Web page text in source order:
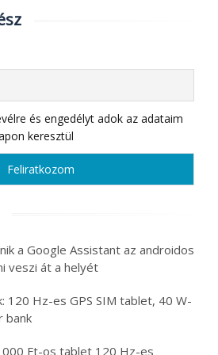
és engedélyt adok az adataim
keresztül
a Google Assistant az androidos
veszi át a helyét
120 Hz-es GPS SIM tablet, 40 W-
bank
000 Ft-os tablet 120 Hz-es